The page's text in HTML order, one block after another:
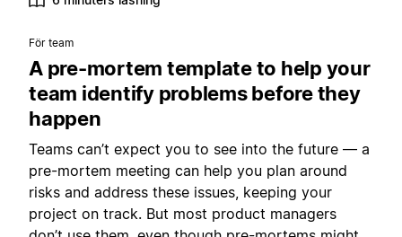
För team
A pre-mortem template to help your
team identify problems before they
happen
Teams can’t expect you to see into the future — a
pre-mortem meeting can help you plan around
risks and address these issues, keeping your
project on track. But most product managers